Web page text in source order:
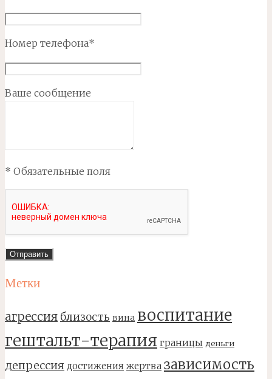
Номер телефона*
Ваше сообщение
* Обязательные поля
Метки
агрессия близость вина воспитание
гештальт-терапия границы деньги
депрессия достижения жертва зависимость